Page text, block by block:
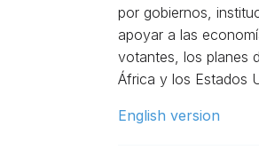
por gobiernos,
apoyar a las
votantes, los planes
África y los Estados
English version